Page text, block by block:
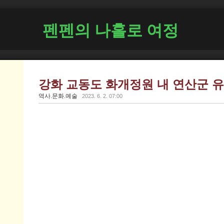
펜펜의 나홀로 여정
강화 교동도 화개정원 내 연산군
역사.문화.예술 2023. 6. 2. 07:00